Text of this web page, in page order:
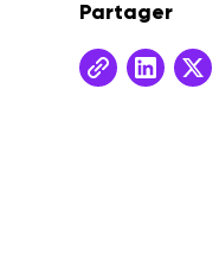
Partager